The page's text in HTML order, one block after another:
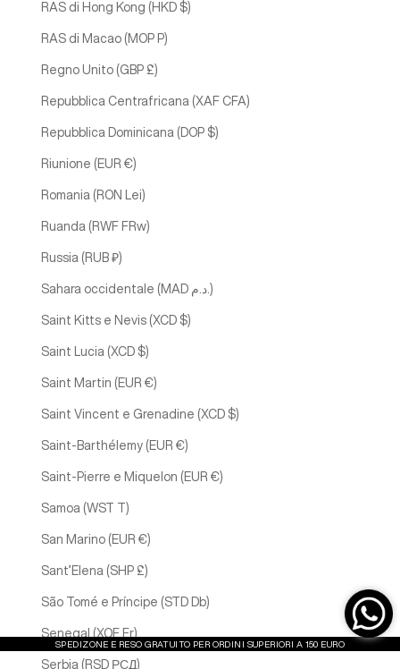
SPEDIZONE E RESO GRATUITO PER ORDINI SUPERIORI A 150 EURO
RAS di Hong Kong (HKD $)
RAS di Macao (MOP P)
Regno Unito (GBP £)
Repubblica Centrafricana (XAF CFA)
Repubblica Dominicana (DOP $)
Riunione (EUR €)
Romania (RON Lei)
Ruanda (RWF FRw)
Russia (RUB ₽)
Sahara occidentale (MAD د.م.)
Saint Kitts e Nevis (XCD $)
Saint Lucia (XCD $)
Saint Martin (EUR €)
Saint Vincent e Grenadine (XCD $)
Saint-Barthélemy (EUR €)
Saint-Pierre e Miquelon (EUR €)
Samoa (WST T)
San Marino (EUR €)
Sant’Elena (SHP £)
São Tomé e Príncipe (STD Db)
Senegal (XOF Fr)
Serbia (RSD РСД)